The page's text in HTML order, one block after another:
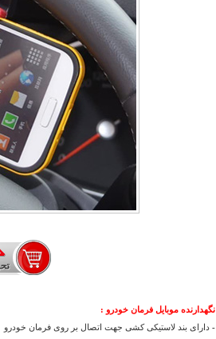
نگهدارنده موبایل فرمان خودرو :
- دارای بند لاستیکی کشی جهت اتصال بر روی فرمان خودرو